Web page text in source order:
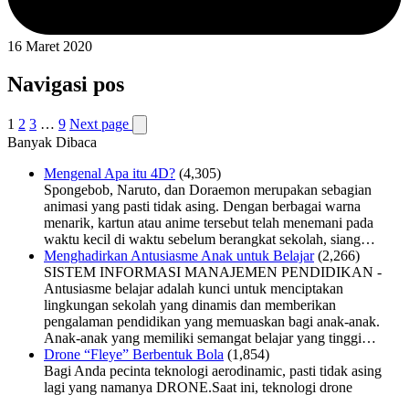
16 Maret 2020
Navigasi pos
1 2 3 … 9 Next page
Banyak Dibaca
Mengenal Apa itu 4D? (4,305)
Spongebob, Naruto, dan Doraemon merupakan sebagian
animasi yang pasti tidak asing. Dengan berbagai warna
menarik, kartun atau anime tersebut telah menemani pada
waktu kecil di waktu sebelum berangkat sekolah, siang…
Menghadirkan Antusiasme Anak untuk Belajar (2,266)
SISTEM INFORMASI MANAJEMEN PENDIDIKAN -
Antusiasme belajar adalah kunci untuk menciptakan
lingkungan sekolah yang dinamis dan memberikan
pengalaman pendidikan yang memuaskan bagi anak-anak.
Anak-anak yang memiliki semangat belajar yang tinggi…
Drone “Fleye” Berbentuk Bola (1,854)
Bagi Anda pecinta teknologi aerodinamic, pasti tidak asing
lagi yang namanya DRONE.Saat ini, teknologi drone